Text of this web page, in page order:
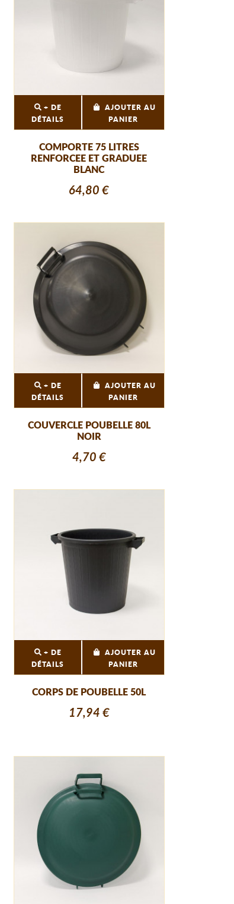
+ DE
DÉTAILS
AJOUTER AU
PANIER
COMPORTE 75 LITRES
RENFORCEE ET GRADUEE
BLANC
64,80 €
+ DE
DÉTAILS
AJOUTER AU
PANIER
COUVERCLE POUBELLE 80L
NOIR
4,70 €
+ DE
DÉTAILS
AJOUTER AU
PANIER
CORPS DE POUBELLE 50L
17,94 €